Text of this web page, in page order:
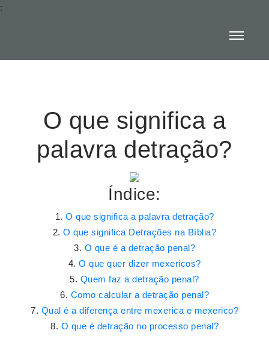
:
O que significa a
palavra detração?
Índice:
O que significa a palavra detração?
O que significa Detrações na Bíblia?
O que é a detração penal?
O que quer dizer mexericos?
Quem faz a detração penal?
Como calcular a detração penal?
Qual é a diferença entre mexerica e mexerico?
O que é detração no processo penal?